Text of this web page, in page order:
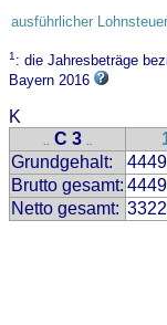
ausführlicher
1: die Jahresbeträge
Bayern 2016
K
.. C 3 ..
Grundgehalt:
Brutto gesamt:
Netto gesamt: